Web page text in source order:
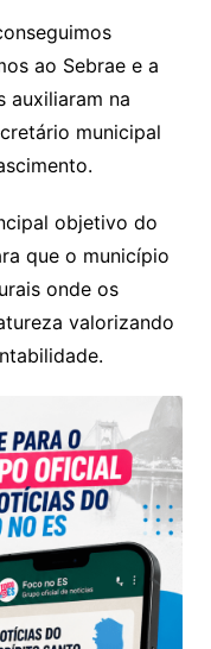
ao Sebrae e a
auxiliaram na
municipal
objetivo do
que o município
onde os
valorizando